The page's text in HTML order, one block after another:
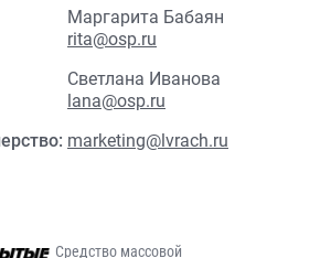
Маргарита Бабаян
rita@osp.ru
Светлана Иванова
lana@osp.ru
marketing@lvrach.ru
Средство массовой